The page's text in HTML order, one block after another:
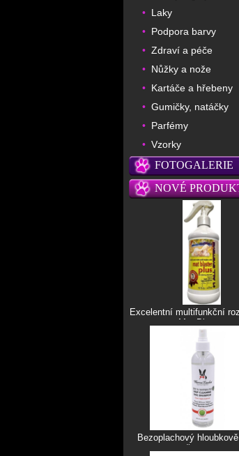
• Laky
• Podpora barvy
• Zdraví a péče
• Nůžky a nože
• Kartáče a hřebeny
• Gumičky, natáčky
• Parfémy
• Vzorky
FOTOGALERIE
NOVÉ
Excelentní multifunkční
Mat Blaster
Bezoplachový
šampon